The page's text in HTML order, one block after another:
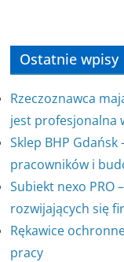
Ostatnie wpisy
Rzeczoznawca
jest profesjonalna
Sklep BHP
pracowników i
Subiekt nexo PRO
rozwijających się
Rękawice
pracy